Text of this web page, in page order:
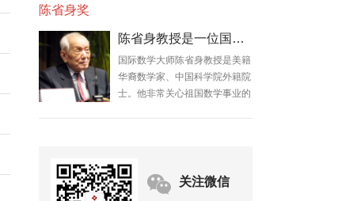
陈省身奖
陈省身教授是一位国际数学大师
国际数学大师陈省身教授是美籍
华裔数学家、中国科学院外籍院
士。他非常关心祖国数学事业的
关注微信